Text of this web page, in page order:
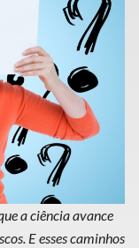
a ciência avance
E esses caminhos